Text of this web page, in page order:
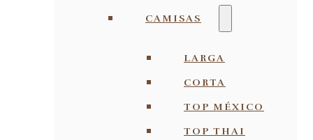
CAMISAS
LARGA
CORTA
TOP MÉXICO
TOP THAI